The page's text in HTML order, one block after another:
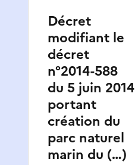
Décret
modifiant le
décret
n°2014-588
du 5 juin 2014
portant
création du
parc naturel
marin du (…)